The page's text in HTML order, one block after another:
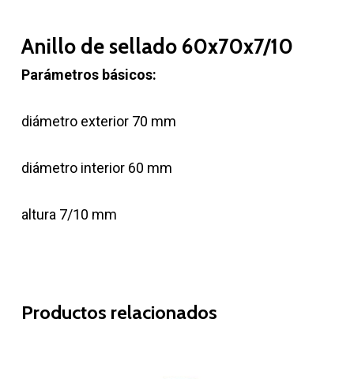
Anillo de sellado 60x70x7/10
Parámetros básicos:
diámetro exterior 70 mm
diámetro interior 60 mm
altura 7/10 mm
Productos relacionados